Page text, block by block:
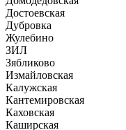
Достоевская
Дубровка
Жулебино
ЗИЛ
Зябликово
Измайловская
Калужская
Кантемировская
Каховская
Каширская